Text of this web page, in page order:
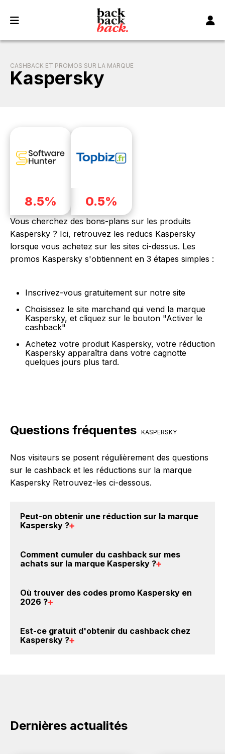
CASHBACK ET PROMOS SUR LA MARQUE
Kaspersky
8.5% 0.5%
Vous cherchez des bons-plans sur les produits
Kaspersky ? Ici, retrouvez les reducs Kaspersky
lorsque vous achetez sur les sites ci-dessus. Les
promos Kaspersky s'obtiennent en 3 étapes simples :
Inscrivez-vous gratuitement sur notre site
Choisissez le site marchand qui vend la marque
Kaspersky, et cliquez sur le bouton "Activer le
cashback"
Achetez votre produit Kaspersky, votre réduction
Kaspersky apparaîtra dans votre cagnotte
quelques jours plus tard.
Questions fréquentes KASPERSKY
Nos visiteurs se posent régulièrement des questions
sur le cashback et les réductions sur la marque
Kaspersky Retrouvez-les ci-dessous.
Peut-on obtenir une réduction sur la marque
Kaspersky ?
crédités sur votre cagnotte BackBackBack lorsque
vous achetez des produits de la marque Kaspersky
compte de vos éventuels bonus.
Comment cumuler du cashback sur mes
achats sur la marque Kaspersky ?
Kaspersky : Créez votre compte sur BackBackBack
dans votre cagnotte au plus tard 48h après votre
achat sur le site Kaspersky.
Où trouver des codes promo Kaspersky en
2026 ?
promo sur les produits Kaspersky. Choisissez un site
e-commerce ci-dessus et découvrez si des
Est-ce gratuit d'obtenir du cashback chez
Kaspersky ?
Dernières actualités